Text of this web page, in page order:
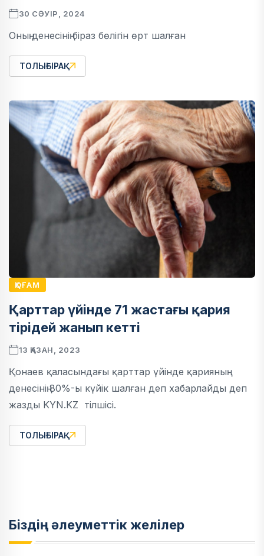
30 СӘУІР, 2024
Оның денесінің біраз бөлігін өрт шалған
ТОЛЫҒЫРАҚ
ҚОҒАМ
Қарттар үйінде 71 жастағы қария
тірідей жанып кетті
13 ҚАЗАН, 2023
Қонаев қаласындағы қарттар үйінде қарияның
денесінің 80%-ы күйік шалған деп хабарлайды деп
жазды KYN.KZ тілшісі.
ТОЛЫҒЫРАҚ
Біздің әлеуметтік желілер